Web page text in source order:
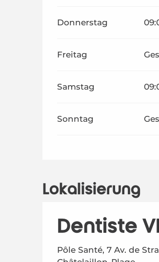
Donnerstag
Freitag
Samstag
Sonntag
Lokalisierung
Dentiste
Pôle Santé, 7 Av. de